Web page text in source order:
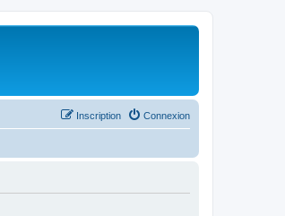
Connexion
Inscription